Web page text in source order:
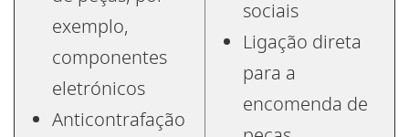
exemplo,
componentes
eletrónicos
Anticontrafação
sociais
Ligação direta
para a
encomenda de